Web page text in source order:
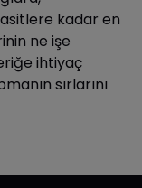
kadar en
ne işe
ihtiyaç
sırlarını